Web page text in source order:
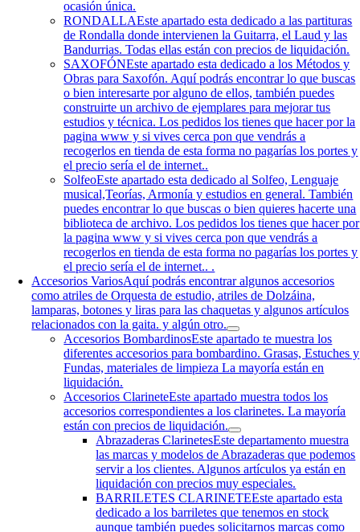
ocasión única.
RONDALLAEste apartado esta dedicado a las partituras
de Rondalla donde intervienen la Guitarra, el Laud y las
Bandurrias. Todas ellas están con precios de liquidación.
SAXOFÓNEste apartado esta dedicado a los Métodos y
Obras para Saxofón. Aquí podrás encontrar lo que buscas
o bien interesarte por alguno de ellos, también puedes
construirte un archivo de ejemplares para mejorar tus
estudios y técnica. Los pedidos los tienes que hacer por la
pagina www y si vives cerca pon que vendrás a
recogerlos en tienda de esta forma no pagarías los portes y
el precio sería el de internet..
SolfeoEste apartado esta dedicado al Solfeo, Lenguaje
musical,Teorías, Armonía y estudios en general. También
puedes encontrar lo que buscas o bien quieres hacerte una
biblioteca de archivo. Los pedidos los tienes que hacer por
la pagina www y si vives cerca pon que vendrás a
recogerlos en tienda de esta forma no pagarías los portes y
el precio sería el de internet.. .
Accesorios VariosAquí podrás encontrar algunos accesorios
como atriles de Orquesta de estudio, atriles de Dolzáina,
lamparas, botones y liras para las chaquetas y algunos artículos
relacionados con la gaita. y algún otro.
Accesorios BombardinosEste apartado te muestra los
diferentes accesorios para bombardino. Grasas, Estuches y
Fundas, materiales de limpieza La mayoría están en
liquidación.
Accesorios ClarineteEste apartado muestra todos los
accesorios correspondientes a los clarinetes. La mayoría
están con precios de liquidación.
Abrazaderas ClarinetesEste departamento muestra
las marcas y modelos de Abrazaderas que podemos
servir a los clientes. Algunos artículos ya están en
liquidación con precios muy especiales.
BARRILETES CLARINETEEste apartado esta
dedicado a los barriletes que tenemos en stock
aunque también puedes solicitarnos marcas como